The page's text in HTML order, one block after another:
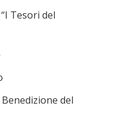
Tesori del
del